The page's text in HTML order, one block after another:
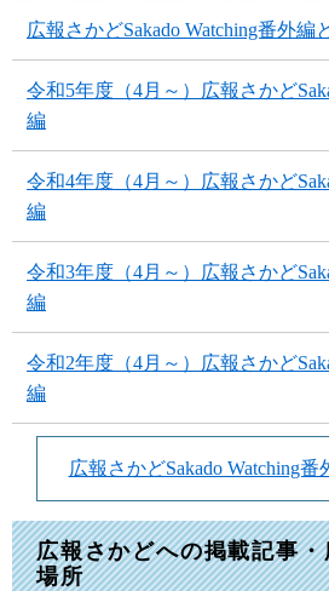
広報さかどSakado Watching番外編
令和5年度（4月～）広報さかど
編
令和4年度（4月～）広報さかど
編
令和3年度（4月～）広報さかど
編
令和2年度（4月～）広報さかど
編
広報さかどSakado Watching
広報さかどへの掲載記事
場所